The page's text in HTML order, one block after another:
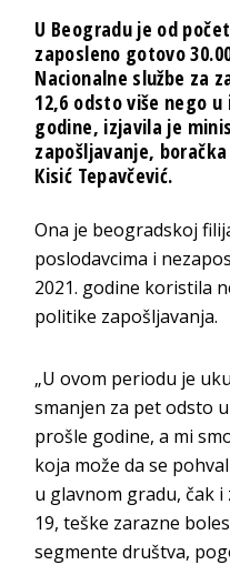
U Beogradu je od
zaposleno gotovo
Nacionalne službe za
12,6 odsto više nego
godine, izjavila je
zapošljavanje,
Кisić Tepavčević.
Ona je beogradskoj
poslodavcima i
2021. godine koristila
politike zapošljavanja.
„U ovom periodu je
smanjen za pet odsto
prošle godine, a mi
koja može da se
u glavnom gradu, čak
19, teške zarazne
segmente društva,